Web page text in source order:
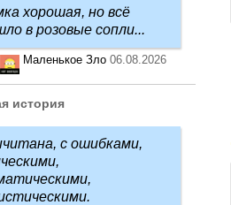
хорошая, но всё
в розовые сопли...
Маленькое Зло 06.08.2026
история
с ошибками,